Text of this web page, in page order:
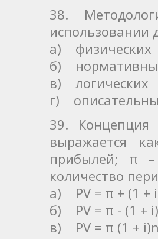
38.
использовании
а) физических
б)
в) логических
г)
39.
выражается
прибылей; π
количество
а) РV = π + (1 +
б) РV = π - (1 +
в) РV = π (1 +